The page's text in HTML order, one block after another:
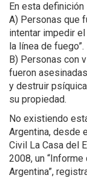
En esta
A) Personas que
intentar impedir
la línea de fuego”.
B) Personas con
fueron
y destruir
su propiedad.
No existiendo
Argentina, desde
Civil La Casa del
2008, un
Argentina”,